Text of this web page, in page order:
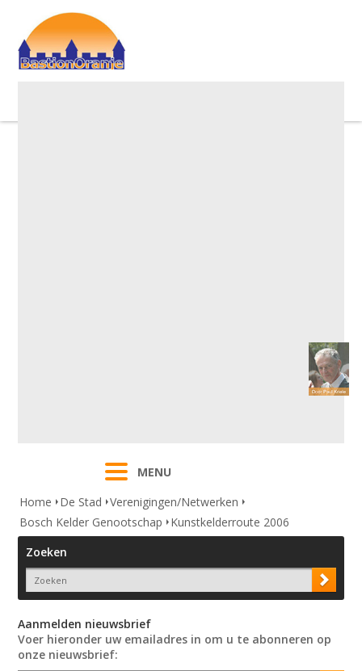
MENU
Home
De Stad Verenigingen/Netwerken
Bosch Kelder Genootschap
Kunstkelderroute 2006
Zoeken
Aanmelden nieuwsbrief
Voer hieronder uw emailadres in om u te abonneren op
onze nieuwsbrief: